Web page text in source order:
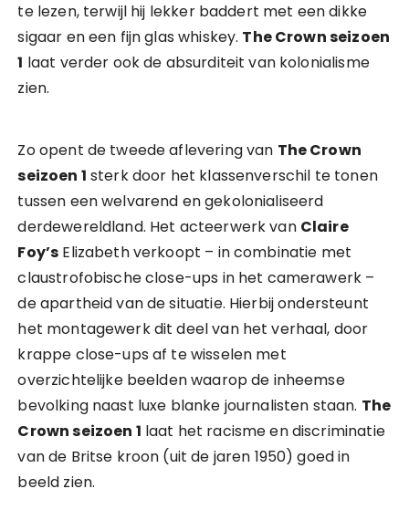
te lezen, terwijl hij lekker baddert met een dikke
sigaar en een fijn glas whiskey. The Crown seizoen
1 laat verder ook de absurditeit van kolonialisme
zien.
Zo opent de tweede aflevering van The Crown
seizoen 1 sterk door het klassenverschil te tonen
tussen een welvarend en gekolonialiseerd
derdewereldland. Het acteerwerk van Claire
Foy’s Elizabeth verkoopt – in combinatie met
claustrofobische close-ups in het camerawerk –
de apartheid van de situatie. Hierbij ondersteunt
het montagewerk dit deel van het verhaal, door
krappe close-ups af te wisselen met
overzichtelijke beelden waarop de inheemse
bevolking naast luxe blanke journalisten staan. The
Crown seizoen 1 laat het racisme en discriminatie
van de Britse kroon (uit de jaren 1950) goed in
beeld zien.